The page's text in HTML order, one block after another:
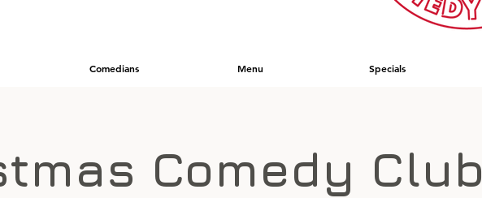
Comedians Menu Specials
Comedy Club